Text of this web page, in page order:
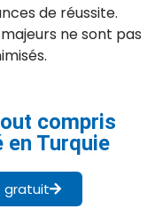
de réussite.
ne sont pas
compris
en Turquie
gratuit